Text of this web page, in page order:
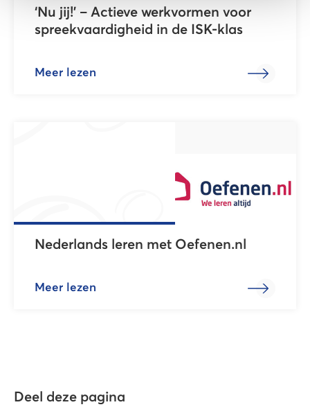
‘Nu jij!’ – Actieve werkvormen voor
spreekvaardigheid in de ISK-klas
Meer lezen
Nederlands leren met Oefenen.nl
Meer lezen
Deel deze pagina